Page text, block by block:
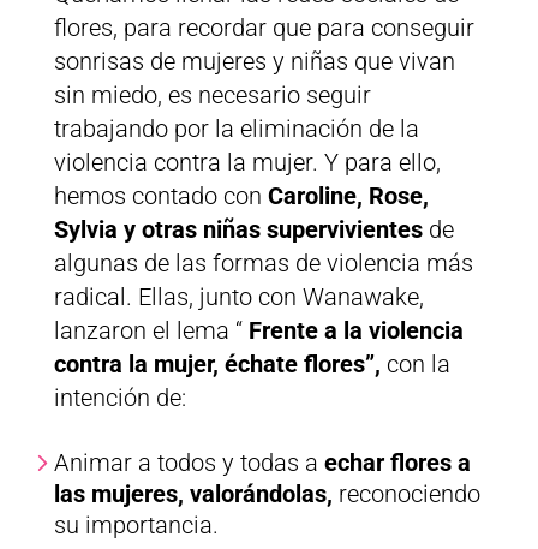
flores, para recordar que para conseguir
sonrisas de mujeres y niñas que vivan
sin miedo, es necesario seguir
trabajando por la eliminación de la
violencia contra la mujer. Y para ello,
hemos contado con Caroline, Rose,
Sylvia y otras niñas supervivientesde
algunas de las formas de violencia más
radical. Ellas, junto con Wanawake,
lanzaron el lema “ Frente a la violencia
contra la mujer, échate flores”, con la
intención de:
Animar a todos y todas a echar flores a
las mujeres, valorándolas, reconociendo
su importancia.